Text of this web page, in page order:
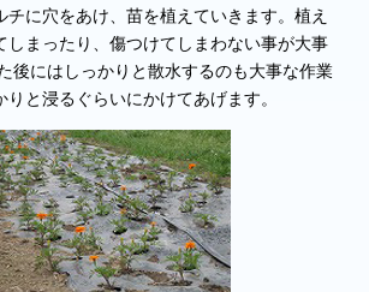
チに穴をあけ、苗を植えていきます。植え
しまったり、傷つけてしまわない事が大事
後にはしっかりと散水するのも大事な作業
と浸るぐらいにかけてあげます。